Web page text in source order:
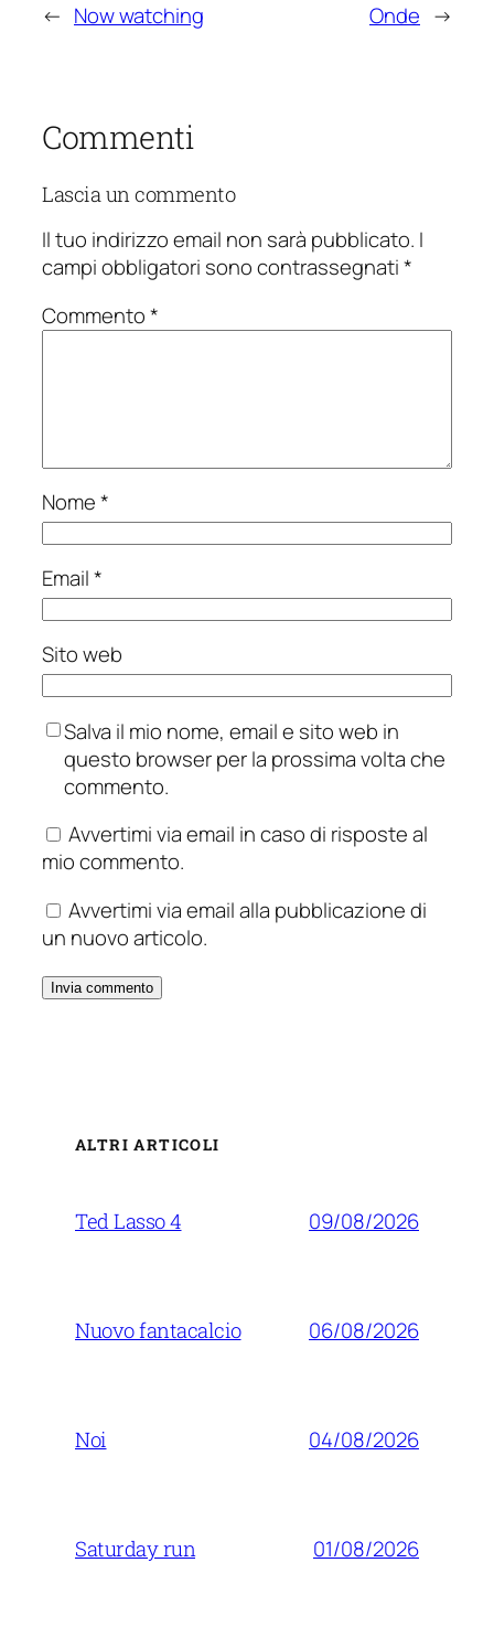
← Now watching Onde →
Commenti
Lascia un commento
Il tuo indirizzo email non sarà pubblicato. I
campi obbligatori sono contrassegnati*
Commento*
Nome*
Email*
Sito web
Salva il mio nome, email e sito web in
questo browser per la prossima volta che
commento.
Avvertimi via email in caso di risposte al
mio commento.
Avvertimi via email alla pubblicazione di
un nuovo articolo.
ALTRI ARTICOLI
Ted Lasso 4 09/08/2026
Nuovo fantacalcio 06/08/2026
Noi 04/08/2026
Saturday run 01/08/2026